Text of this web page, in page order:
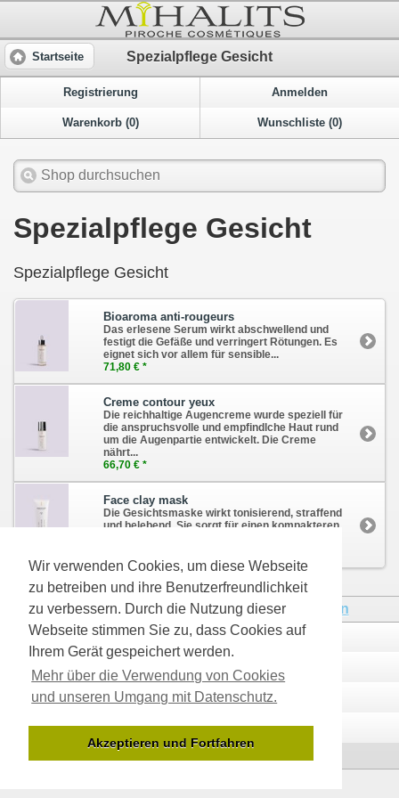
Wir verwenden Cookies, um diese Webseite
zu betreiben und ihre Benutzerfreundlichkeit
zu verbessern. Durch die Nutzung dieser
Webseite stimmen Sie zu, dass Cookies auf
Ihrem Gerät gespeichert werden.
Mehr über die Verwendung von Cookies
und unseren Umgang mit Datenschutz.
Akzeptieren und Fortfahren
Startseite Spezialpflege Gesicht
Registrierung Anmelden
Warenkorb (0) Wunschliste (0)
Spezialpflege Gesicht
Spezialpflege Gesicht
Bioaroma anti-rougeurs
Das erlesene Serum wirkt abschwellend und
festigt die Gefäße und verringert Rötungen. Es
eignet sich vor allem für sensible...
71,80 € *
Creme contour yeux
Die reichhaltige Augencreme wurde speziell für
die anspruchsvolle und empfindlche Haut rund
um die Augenpartie entwickelt. Die Creme
nährt...
66,70 € *
Face clay mask
Die Gesichtsmaske wirkt tonisierend, straffend
und belebend. Sie sorgt für einen kompakteren
* Alle Preise inkl. MwSt., zzgl. Versandkosten
Kontakt Über uns
Zahlungsarten Versandinfos
Datenschutzerklärung
Impressum Widerrufsrecht